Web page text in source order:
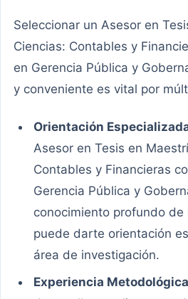
Seleccionar un Asesor en
Ciencias: Contables y
en Gerencia Pública y
y conveniente es vital por
Orientación
Asesor en Tesis en
Contables y Financieras
Gerencia Pública y
conocimiento profundo de
puede darte orientación
área de investigación.
Experiencia